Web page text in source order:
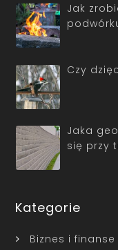
Jak
Czy
Jaka
się przy
Kategorie
Biznes i finanse